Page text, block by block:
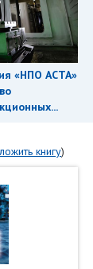
«НПО АСТА»
книгу)